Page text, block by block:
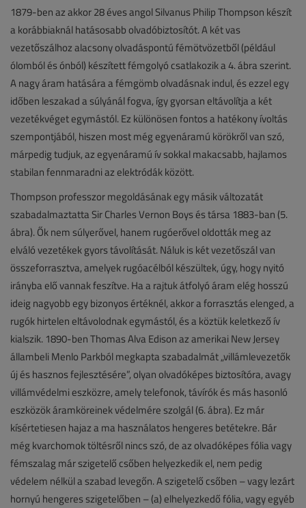
1879-ben az akkor 28 éves angol Silvanus Philip Thompson készít
a korábbiaknál hatásosabb olvadóbiztosítót. A két vas
vezetőszálhoz alacsony olvadáspontú fémötvözetből (például
ólomból és ónból) készített fémgolyó csatlakozik a 4. ábra szerint.
A nagy áram hatására a fémgömb olvadásnak indul, és ezzel egy
időben leszakad a súlyánál fogva, így gyorsan eltávolítja a két
vezetékvéget egymástól. Ez különösen fontos a hatékony ívoltás
szempontjából, hiszen most még egyenáramú körökről van szó,
márpedig tudjuk, az egyenáramú ív sokkal makacsabb, hajlamos
stabilan fennmaradni az elektródák között.
Thompson professzor megoldásának egy másik változatát
szabadalmaztatta Sir Charles Vernon Boys és társa 1883-ban (5.
ábra). Ők nem súlyerővel, hanem rugóerővel oldották meg az
elváló vezetékek gyors távolítását. Náluk is két vezetőszál van
összeforrasztva, amelyek rugóacélból készültek, úgy, hogy nyitó
irányba elő vannak feszítve. Ha a rajtuk átfolyó áram elég hosszú
ideig nagyobb egy bizonyos értéknél, akkor a forrasztás elenged, a
rugók hirtelen eltávolodnak egymástól, és a köztük keletkező ív
kialszik. 1890-ben Thomas Alva Edison az amerikai New Jersey
állambeli Menlo Parkból megkapta szabadalmát „villámlevezetők
új és hasznos fejlesztésére”, olyan olvadóképes biztosítóra, avagy
villámvédelmi eszközre, amely telefonok, távírók és más hasonló
eszközök áramköreinek védelmére szolgál (6. ábra). Ez már
kísértetiesen hajaz a ma használatos hengeres betétekre. Bár
még kvarchomok töltésről nincs szó, de az olvadóképes fólia vagy
fémszalag már szigetelő csőben helyezkedik el, nem pedig
védelem nélkül a szabad levegőn. A szigetelő csőben – vagy lezárt
hornyú hengeres szigetelőben – (a) elhelyezkedő fólia, vagy egyéb